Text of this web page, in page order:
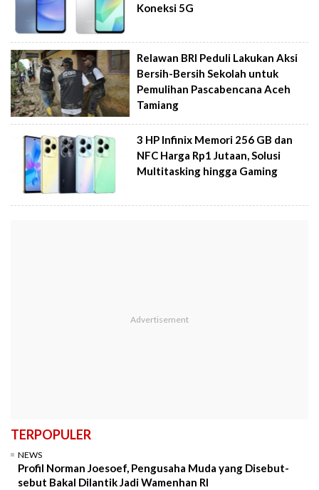
Koneksi 5G
Relawan BRI Peduli Lakukan Aksi
Bersih-Bersih Sekolah untuk
Pemulihan Pascabencana Aceh
Tamiang
3 HP Infinix Memori 256 GB dan
NFC Harga Rp1 Jutaan, Solusi
Multitasking hingga Gaming
TERPOPULER
NEWS
Profil Norman Joesoef, Pengusaha Muda yang Disebut-
sebut Bakal Dilantik Jadi Wamenhan RI